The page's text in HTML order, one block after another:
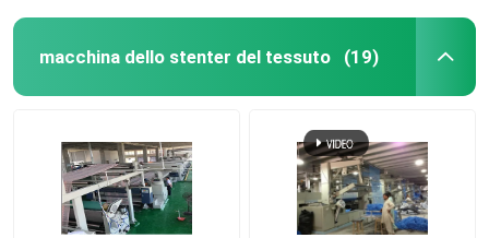
macchina dello stenter del tessuto (19)